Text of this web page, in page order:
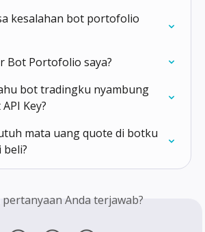
kesalahan bot portofolio
Bot Portofolio saya?
bot tradingku nyambung
Key?
mata uang quote di botku
Anda terjawab?